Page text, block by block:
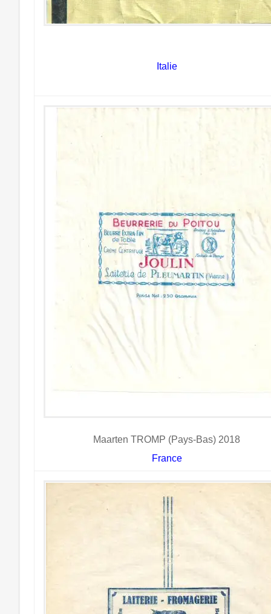
Italie
Maarten TROMP (Pays-Bas) 2018
France